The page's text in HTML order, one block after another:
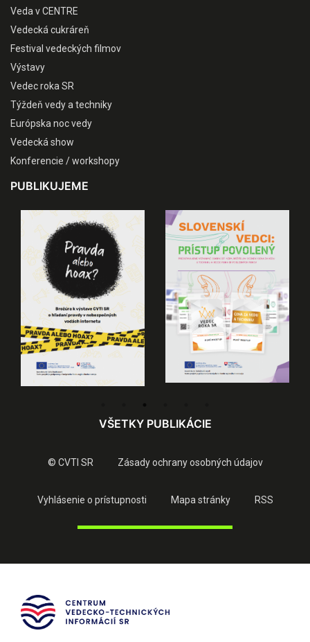
Veda v CENTRE
Vedecká cukráreň
Festival vedeckých filmov
Výstavy
Vedec roka SR
Týždeň vedy a techniky
Európska noc vedy
Vedecká show
Konferencie / workshopy
PUBLIKUJEME
VŠETKY PUBLIKÁCIE
© CVTI SR Zásady ochrany osobných údajov
Vyhlásenie o prístupnosti Mapa stránky RSS